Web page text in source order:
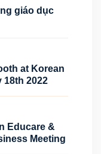
giáo dục
at Korean
18th 2022
Educare &
Meeting